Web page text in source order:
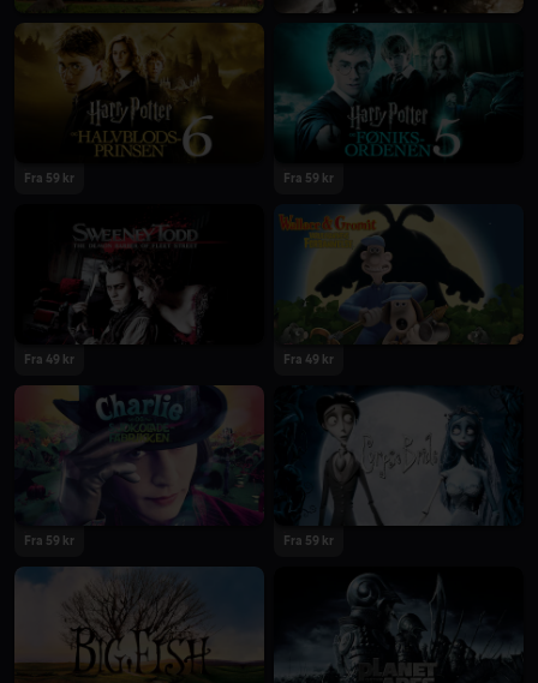
Fra 59 kr Fra 59 kr
Fra 49 kr Fra 49 kr
Fra 59 kr Fra 59 kr